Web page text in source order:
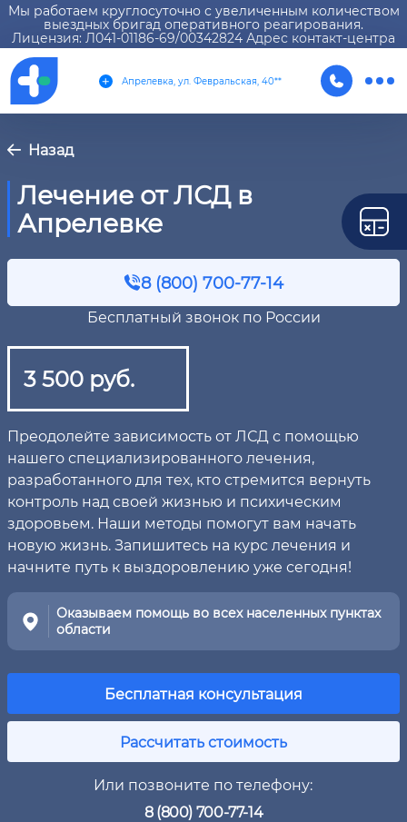
Мы работаем круглосуточно с увеличенным количеством
выездных бригад оперативного реагирования.
Лицензия: Л041-01186-69/00342824 Адрес контакт-центра
Апрелевка, ул. Февральская, 40**
Назад
Лечение от ЛСД в
Апрелевке
8 (800) 700-77-14
Бесплатный звонок по России
3 500 руб.
Преодолейте зависимость от ЛСД с помощью
нашего специализированного лечения,
разработанного для тех, кто стремится вернуть
контроль над своей жизнью и психическим
здоровьем. Наши методы помогут вам начать
новую жизнь. Запишитесь на курс лечения и
начните путь к выздоровлению уже сегодня!
Оказываем помощь во всех населенных пунктах
области
Бесплатная консультация
Рассчитать стоимость
Или позвоните по телефону:
8 (800) 700-77-14